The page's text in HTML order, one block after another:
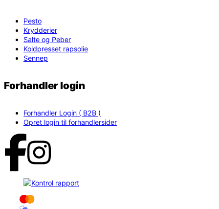
Pesto
Krydderier
Salte og Peber
Koldpresset rapsolie
Sennep
Forhandler login
Forhandler Login ( B2B )
Opret login til forhandlersider